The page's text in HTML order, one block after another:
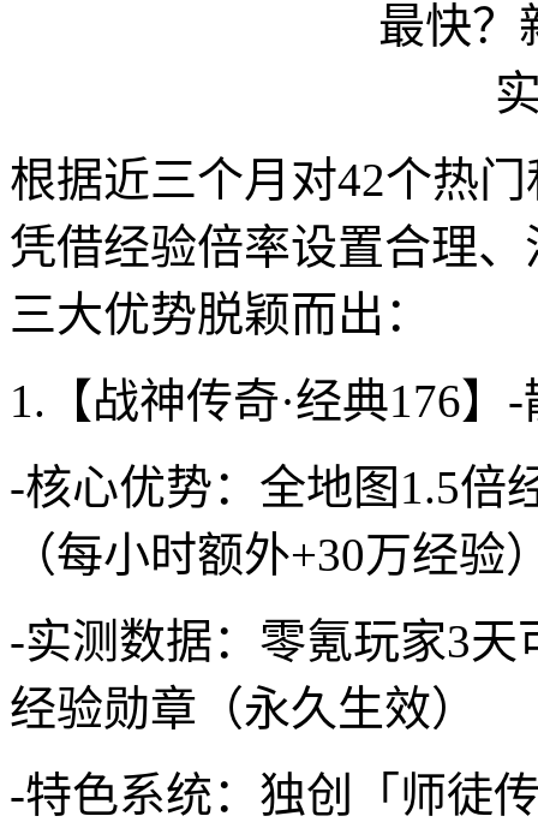
根据近三个月对42个热
凭借经验倍率设置合理
三大优势脱颖而出：
1.【战神传奇·经典176
-核心优势：全地图1.5倍
（每小时额外+30万经验
-实测数据：零氪玩家3天
经验勋章（永久生效）
-特色系统：独创「师徒